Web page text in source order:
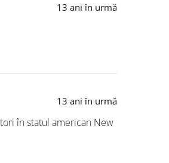
13 ani în urmă
13 ani în urmă
în statul american New